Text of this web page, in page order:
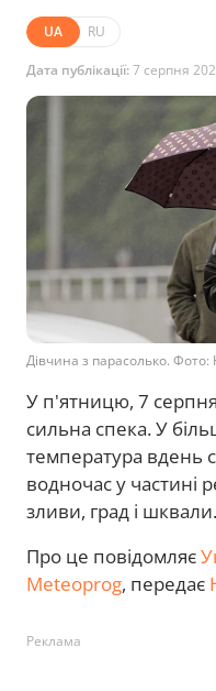
UA RU
Дата публікації:7 серпня
Дівчина з парасолько. Фото:
У п'ятницю, 7
сильна спека. У
температура вдень
водночас у частині
зливи, град і шквали.
Про це повідомляє
Meteoprog, передає
Реклама